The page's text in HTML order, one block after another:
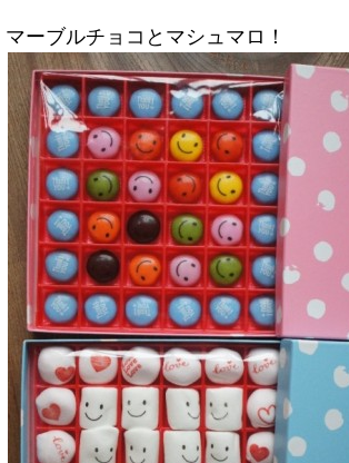
マーブルチョコとマシュマロ！